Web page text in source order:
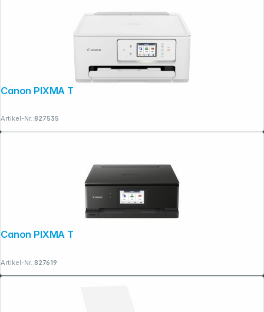
Canon PIXMA TS 7650i
Artikel-Nr.:827535
Canon PIXMA TS 8750
Artikel-Nr.:827619